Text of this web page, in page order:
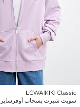
LCWAIKIKI Classic